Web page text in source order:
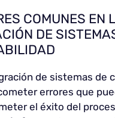
COMUNES EN
DE
de sistemas de
errores que
el éxito del